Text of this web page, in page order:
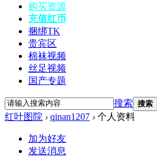
购买资源
充值红币
捆绑TK
贵宾区
棉袜视频
丝足视频
国产专题
搜索 搜索
红叶图院 › qinan1207 › 个人资料
加为好友
发送消息